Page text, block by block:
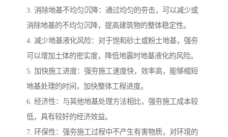
3. 消除地基不均匀沉降：通过均匀的夯击，可以减少或
消除地基的不均匀沉降，提高建筑物的整体稳定性。
4. 减少地基液化风险：对于饱和砂土或粉土地基，强夯
可以增加土体的密实度，降低地震时地基液化的风险。
5. 加快施工进度：强夯施工速度快，效率高，能够缩短
地基处理的时间，加快整体工程进度。
6. 经济性：与其他地基处理方法相比，强夯施工成本较
低，具有较好的经济效益。
7. 环保性：强夯施工过程中不产生有害物质，对环境的